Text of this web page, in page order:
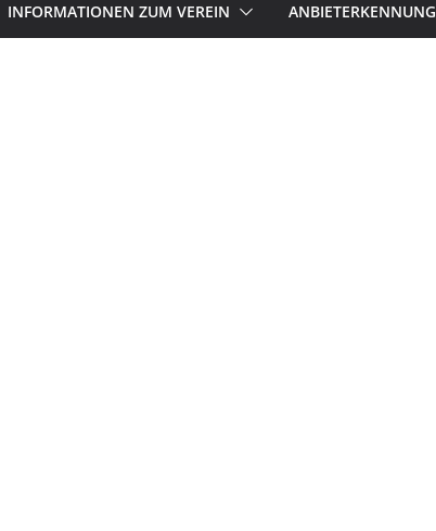
INFORMATIONEN ZUM VEREIN ANBIETERKENNUNG